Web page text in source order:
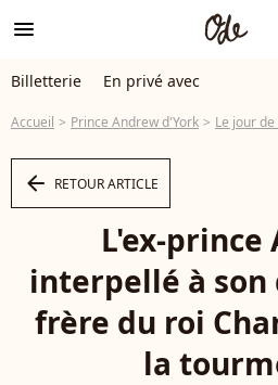
menu
Billetterie En privé avec
Accueil Prince Andrew d'York Le jour de son
arrow_left RETOUR ARTICLE
L'ex-prince
interpellé à son
frère du roi
la